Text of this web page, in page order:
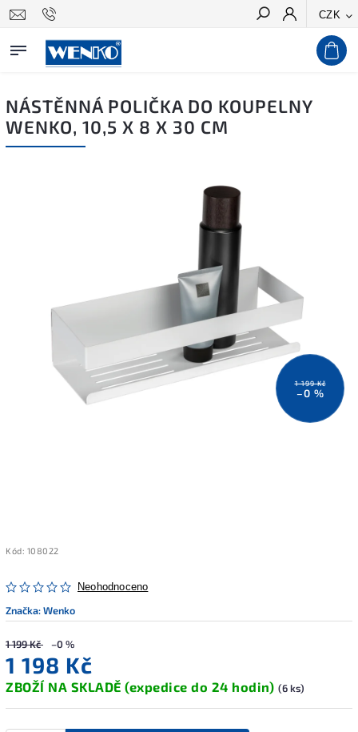
CZK
Hledat
NÁSTĚNNÁ POLIČKA DO KOUPELNY
WENKO, 10,5 X 8 X 30 CM
1 199 Kč
–0 %
Kód: 108022
Neohodnoceno
Značka:Wenko
1 199 Kč –0 %
1 198 Kč
ZBOŽÍ NA SKLADĚ (expedice do 24 hodin) (6 ks)